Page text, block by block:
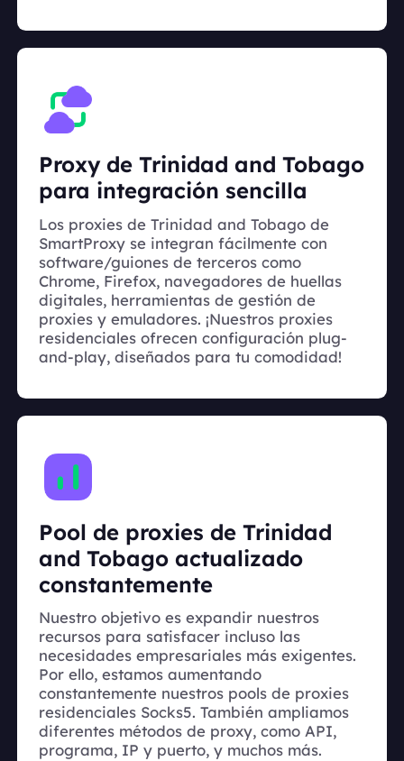
Proxy de Trinidad and Tobago
para integración sencilla
Los proxies de Trinidad and Tobago de
SmartProxy se integran fácilmente con
software/guiones de terceros como
Chrome, Firefox, navegadores de huellas
digitales, herramientas de gestión de
proxies y emuladores. ¡Nuestros proxies
residenciales ofrecen configuración plug-
and-play, diseñados para tu comodidad!
Pool de proxies de Trinidad
and Tobago actualizado
constantemente
Nuestro objetivo es expandir nuestros
recursos para satisfacer incluso las
necesidades empresariales más exigentes.
Por ello, estamos aumentando
constantemente nuestros pools de proxies
residenciales Socks5. También ampliamos
diferentes métodos de proxy, como API,
programa, IP y puerto, y muchos más.